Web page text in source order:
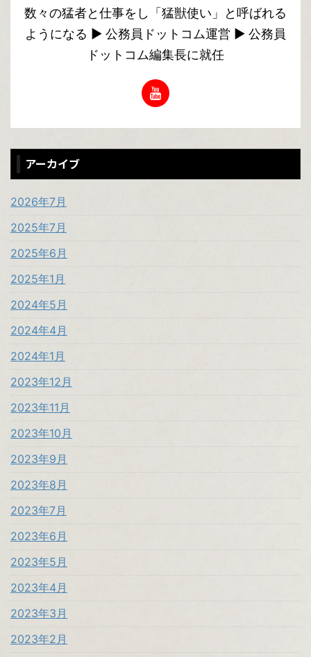
数々の猛者と仕事をし「猛獣使い」と呼ばれる
ようになる ▶︎ 公務員ドットコム運営 ▶︎ 公務員
ドットコム編集長に就任
アーカイブ
2026年7月
2025年7月
2025年6月
2025年1月
2024年5月
2024年4月
2024年1月
2023年12月
2023年11月
2023年10月
2023年9月
2023年8月
2023年7月
2023年6月
2023年5月
2023年4月
2023年3月
2023年2月